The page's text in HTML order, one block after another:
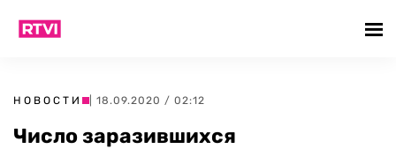
НОВОСТИ | 18.09.2020 / 02:12
Число заразившихся